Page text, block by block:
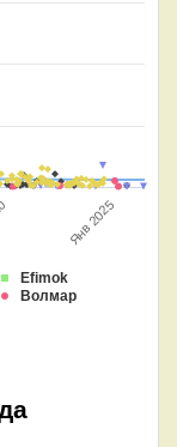
Efimok
Волмар
Янв 2025